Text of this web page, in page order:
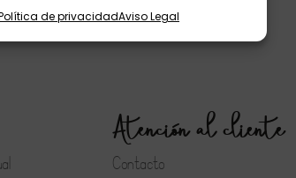
de privacidadAviso Legal
Atención al cliente
Contacto